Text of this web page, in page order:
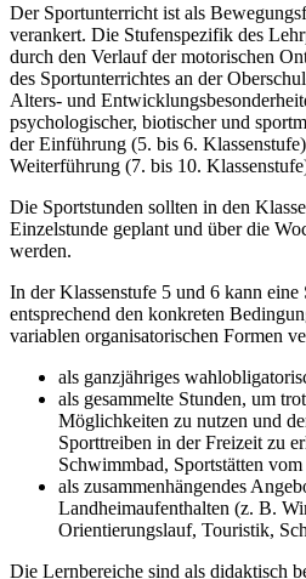
Der Sportunterricht ist als
verankert. Die Stufenspezifik des
durch den Verlauf der motorischen
des Sportunterrichtes an der
Alters- und
psychologischer, biotischer und
der Einführung (5. bis 6.
Weiterführung (7. bis 10.
Die Sportstunden sollten in den
Einzelstunde geplant und über die
werden.
In der Klassenstufe 5 und 6 kann eine
entsprechend den konkreten
variablen organisatorischen Formen
als ganzjähriges
als gesammelte Stunden, um
Möglichkeiten zu nutzen und
Sporttreiben in der Freizeit zu
Schwimmbad, Sportstätten
als zusammenhängendes
Landheimaufenthalten (z. B.
Orientierungslauf, Touristik,
Die Lernbereiche sind als didaktisch